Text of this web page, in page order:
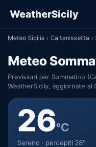
WeatherSicily
Meteo Sicilia › Caltanissetta ›
Meteo
Previsioni per Sommatino
WeatherSicily, aggiornate al
26°C
Sereno · percepiti 28°